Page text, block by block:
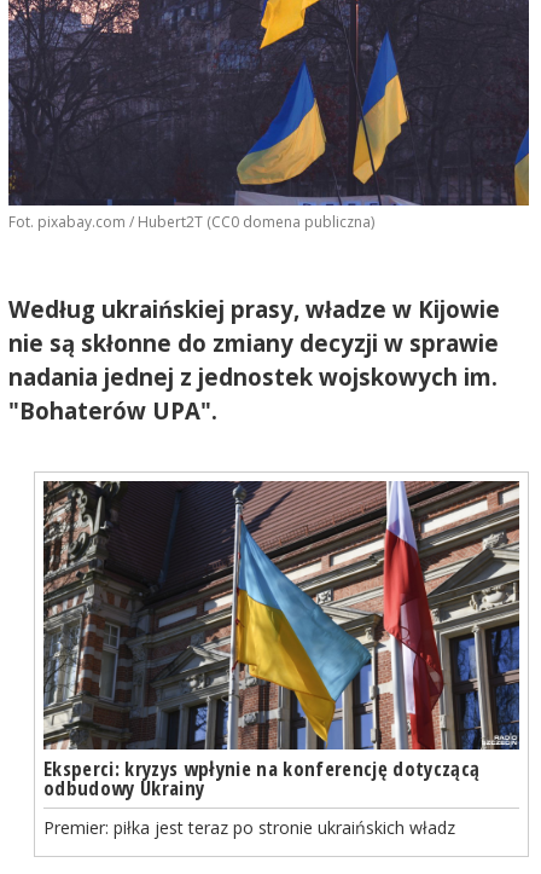
Fot. pixabay.com / Hubert2T (CC0 domena publiczna)
Według ukraińskiej prasy, władze w Kijowie
nie są skłonne do zmiany decyzji w sprawie
nadania jednej z jednostek wojskowych im.
"Bohaterów UPA".
Eksperci: kryzys wpłynie na konferencję dotyczącą
odbudowy Ukrainy
Premier: piłka jest teraz po stronie ukraińskich władz